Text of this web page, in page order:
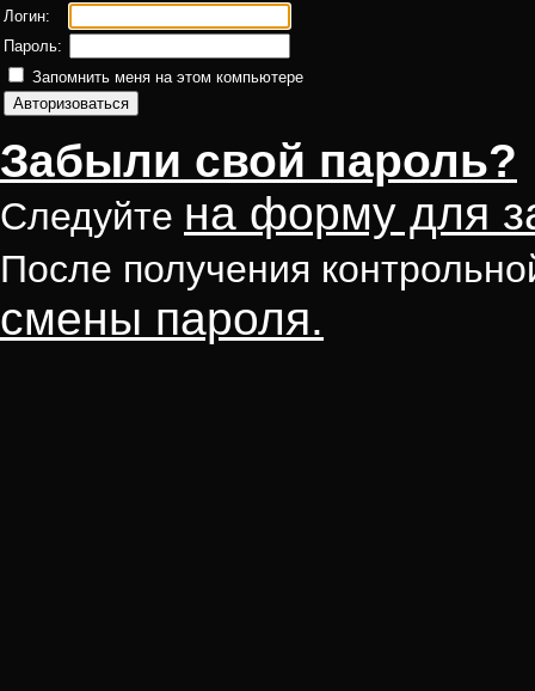
Логин:
Пароль:
Запомнить меня на этом компьютере
Забыли свой пароль?
Следуйте на форму для
После получения
смены пароля.